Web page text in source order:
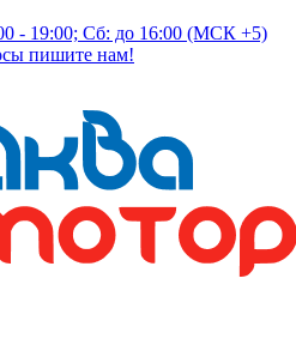
- 19:00; Сб: до 16:00 (МСК +5)
пишите нам!